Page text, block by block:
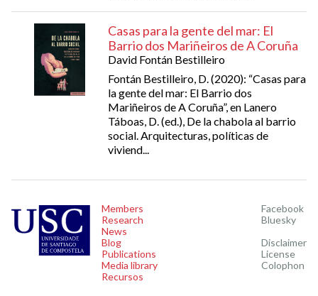
Casas para la gente del mar: El
Barrio dos Mariñeiros de A Coruña
David Fontán Bestilleiro
Fontán Bestilleiro, D. (2020): “Casas para
la gente del mar: El Barrio dos
Mariñeiros de A Coruña”, en Lanero
Táboas, D. (ed.), De la chabola al barrio
social. Arquitecturas, políticas de
viviend...
Members
Research
News
Blog
Publications
Media library
Recursos
Facebook
Bluesky
Disclaimer
License
Colophon